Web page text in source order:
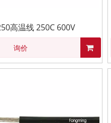
高温线 250C 600V
询价